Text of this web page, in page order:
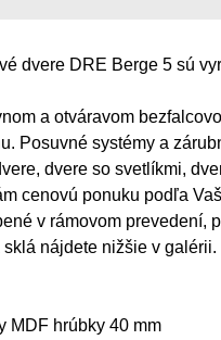
dvere DRE Berge 5 sú
a otváravom
Posuvné systémy a
dvere so svetlíkmi,
cenovú ponuku podľa
v rámovom
nájdete nižšie v galérii.
MDF hrúbky 40 mm